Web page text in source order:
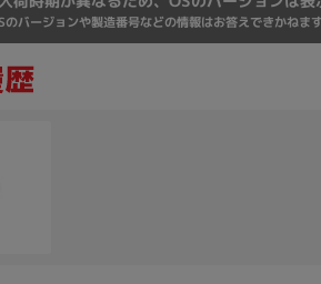
のバージョンや製造番号などの情報はお答えできかねま
Core i7